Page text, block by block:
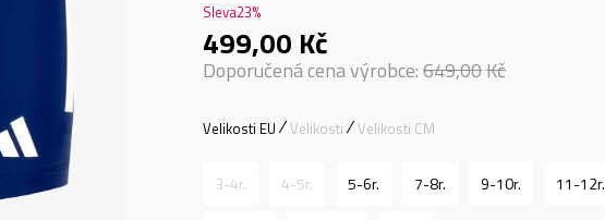
Sleva23%
499,00 Kč
Doporučená cena výrobce:649,00Kč
Velikosti EU Velikosti Velikosti CM
3-4r. 4-5r. 5-6r. 7-8r. 9-10r. 11-12r.